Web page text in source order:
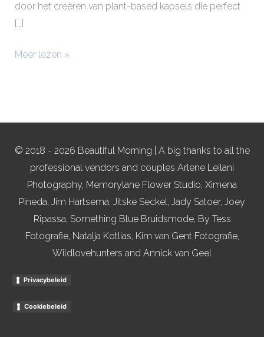
door het creëren van plant-based kapsels die perfect
[…]
Meer lezen »
© 2018 - 2026 Beautiful Morning | A big thanks to all the
professional vendors and couples Arlene Leilani
Photography, Memorylane Flower Studio, Ximena
Pineda, Jim Hartsema, Jitske Seckel, Jady Satoer, Joey
Ripassa, Something Blue Bruidsmode, By Tess
Fotografie, Natalja Kotlias, Kim van Gent Fotografie,
Wildlovehunters and Annick van Geel
Privacybeleid
Cookiebeleid